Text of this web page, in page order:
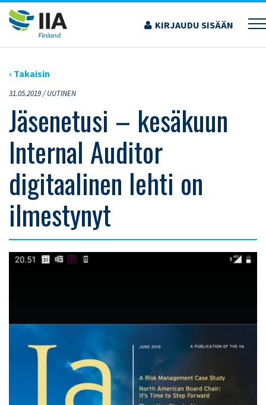
Siirry
sisältöön
KIRJAUDU SISÄÄN
›ARTIKKELIT›JÄSENETUSI – KESÄKUUN INTERNAL AUDITOR DIGITAALINEN
LEHTI ON ILMESTYNYT
‹ Takaisin
31.05.2019 /UUTINEN
Jäsenetusi – kesäkuun
Internal Auditor
digitaalinen lehti on
ilmestynyt